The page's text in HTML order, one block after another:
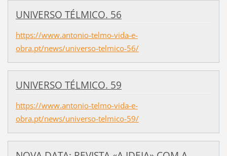
UNIVERSO TÉLMICO. 56
https://www.antonio-telmo-vida-e-
obra.pt/news/universo-telmico-56/
UNIVERSO TÉLMICO. 59
https://www.antonio-telmo-vida-e-
obra.pt/news/universo-telmico-59/